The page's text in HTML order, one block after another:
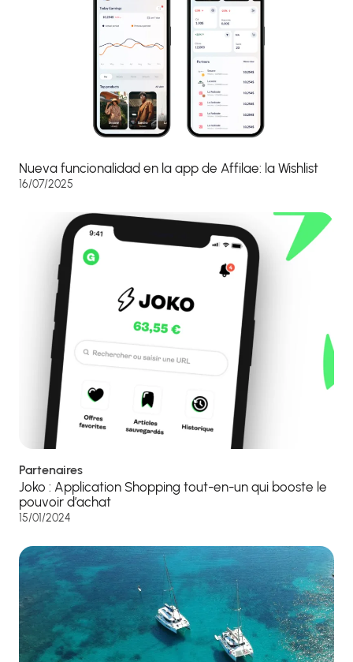
Nueva funcionalidad en la app de Affilae: la Wishlist
16/07/2025
Partenaires
Joko : Application Shopping tout-en-un qui booste le
pouvoir d’achat
15/01/2024